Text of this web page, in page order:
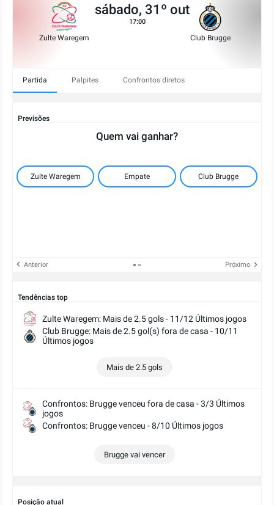
Zulte Waregem
sábado, 31º out
17:00
Club Brugge
Partida Palpites Confrontos diretos
Previsões
Quem vai ganhar?
Zulte Waregem Empate Club Brugge
Anterior Próximo
Tendências top
Zulte Waregem: Mais de 2.5 gols - 11/12 Últimos jogos
Club Brugge: Mais de 2.5 gol(s) fora de casa - 10/11
Últimos jogos
Mais de 2.5 gols
Confrontos: Brugge venceu fora de casa - 3/3 Últimos
jogos
Confrontos: Brugge venceu - 8/10 Últimos jogos
Brugge vai vencer
Posição atual